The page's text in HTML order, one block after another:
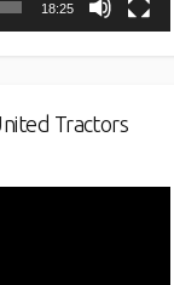
18:25
Tractors